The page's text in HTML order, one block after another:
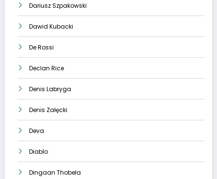
Dariusz Szpakowski
Dawid Kubacki
De Rossi
Declan Rice
Denis Labryga
Denis Załęcki
Deva
Diablo
Dingaan Thobela